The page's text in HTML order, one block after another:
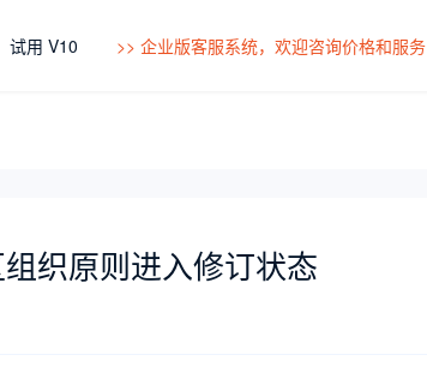
试用 V10 >> 企业版客服系统，欢迎咨询价格和服务
织原则进入修订状态